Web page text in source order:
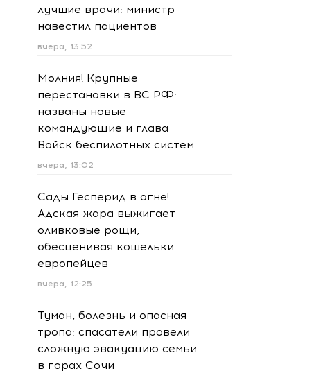
лучшие врачи: министр
навестил пациентов
вчера, 13:52
Молния! Крупные
перестановки в ВС РФ:
названы новые
командующие и глава
Войск беспилотных систем
вчера, 13:02
Сады Гесперид в огне!
Адская жара выжигает
оливковые рощи,
обесценивая кошельки
европейцев
вчера, 12:25
Туман, болезнь и опасная
тропа: спасатели провели
сложную эвакуацию семьи
в горах Сочи